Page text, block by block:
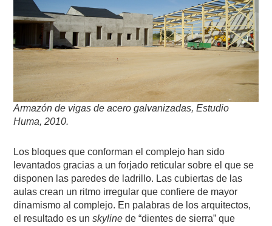
Armazón de vigas de acero galvanizadas, Estudio
Huma, 2010.
Los bloques que conforman el complejo han sido
levantados gracias a un forjado reticular sobre el que se
disponen las paredes de ladrillo. Las cubiertas de las
aulas crean un ritmo irregular que confiere de mayor
dinamismo al complejo. En palabras de los arquitectos,
el resultado es unskylinede “dientes de sierra” que